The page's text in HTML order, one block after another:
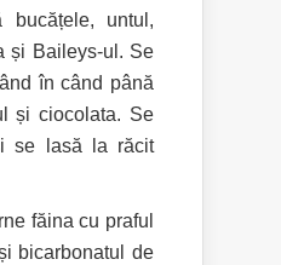
bucățele, untul,
și Baileys-ul. Se
în când până
și ciocolata. Se
se lasă la răcit
făina cu praful
bicarbonatul de